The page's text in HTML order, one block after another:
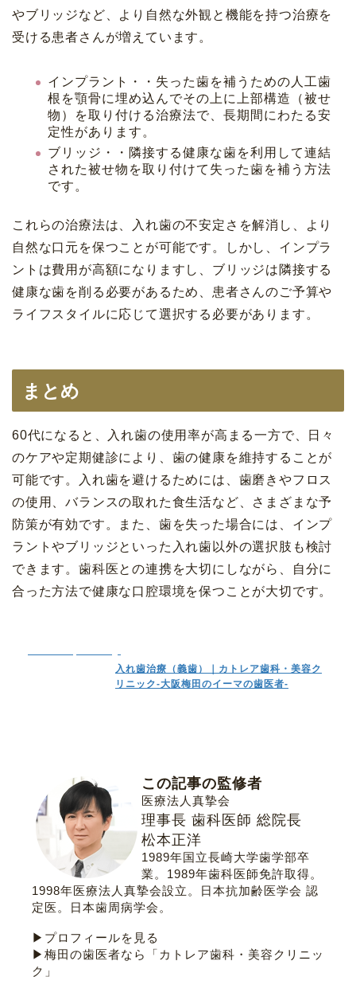
やブリッジなど、より自然な外観と機能を持つ治療を
受ける患者さんが増えています。
インプラント・・失った歯を補うための人工歯
根を顎骨に埋め込んでその上に上部構造（被せ
物）を取り付ける治療法で、長期間にわたる安
定性があります。
ブリッジ・・隣接する健康な歯を利用して連結
された被せ物を取り付けて失った歯を補う方法
です。
これらの治療法は、入れ歯の不安定さを解消し、より
自然な口元を保つことが可能です。しかし、インプラ
ントは費用が高額になりますし、ブリッジは隣接する
健康な歯を削る必要があるため、患者さんのご予算や
ライフスタイルに応じて選択する必要があります。
まとめ
60代になると、入れ歯の使用率が高まる一方で、日々
のケアや定期健診により、歯の健康を維持することが
可能です。入れ歯を避けるためには、歯磨きやフロス
の使用、バランスの取れた食生活など、さまざまな予
防策が有効です。また、歯を失った場合には、インプ
ラントやブリッジといった入れ歯以外の選択肢も検討
できます。歯科医との連携を大切にしながら、自分に
合った方法で健康な口腔環境を保つことが大切です。
入れ歯治療（義歯）｜カトレア歯科・美容ク
リニック-大阪梅田のイーマの歯医者-
この記事の監修者
医療法人真摯会
理事長 歯科医師 総院長
松本正洋
1989年国立長崎大学歯学部卒
業。1989年歯科医師免許取得。
1998年医療法人真摯会設立。
日本抗加齢医学会 認
定医 。 日本歯周病学会 。
▶プロフィールを見る
▶梅田の歯医者なら「カトレア歯科・美容クリニッ
ク」